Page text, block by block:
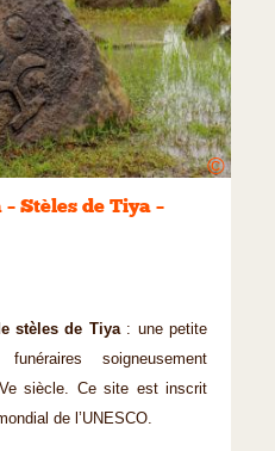
©
Stèles de Tiya –
stèles de Tiya: une petite
soigneusement
siècle. Ce site est inscrit
de l’UNESCO.